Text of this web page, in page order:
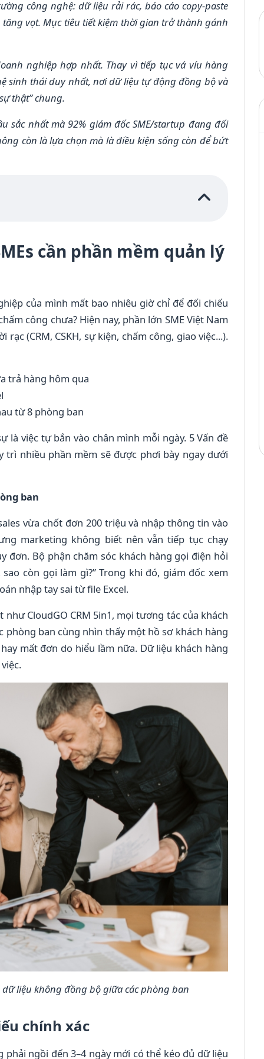
công nghệ: dữ liệu rải rác, báo cáo copy-paste
vọt. Mục tiêu tiết kiệm thời gian trở thành gánh
nghiệp hợp nhất. Thay vì tiếp tục vá víu hàng
sinh thái duy nhất, nơi dữ liệu tự động đồng bộ và
thật” chung.
sắc nhất mà 92% giám đốc SME/startup đang đối
còn là lựa chọn mà là điều kiện sống còn để bứt
cần phần mềm quản lý
của mình mất bao nhiêu giờ chỉ để đối chiếu
công chưa? Hiện nay, phần lớn SME Việt Nam
(CRM, CSKH, sự kiện, chấm công, giao việc...).
trả hàng hôm qua
từ 8 phòng ban
là việc tự bắn vào chân mình mỗi ngày. 5 Vấn đề
trì nhiều phần mềm sẽ được phơi bày ngay dưới
ban
vừa chốt đơn 200 triệu và nhập thông tin vào
marketing không biết nên vẫn tiếp tục chạy
đơn. Bộ phận chăm sóc khách hàng gọi điện hỏi
còn gọi làm gì?” Trong khi đó, giám đốc xem
nhập tay sai từ file Excel.
CloudGO CRM 5in1, mọi tương tác của khách
ban cùng nhìn thấy một hồ sơ khách hàng
mất đơn do hiểu lầm nữa. Dữ liệu khách hàng
liệu không đồng bộ giữa các phòng ban
chính xác
ngồi đến 3–4 ngày mới có thể kéo đủ dữ liệu